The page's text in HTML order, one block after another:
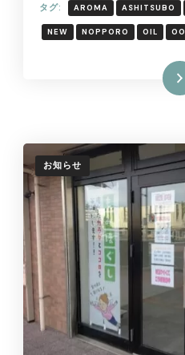
タグ: AROMA ASHITSUBO
NEW NOPPORO OIL
続きを読む
お知らせ